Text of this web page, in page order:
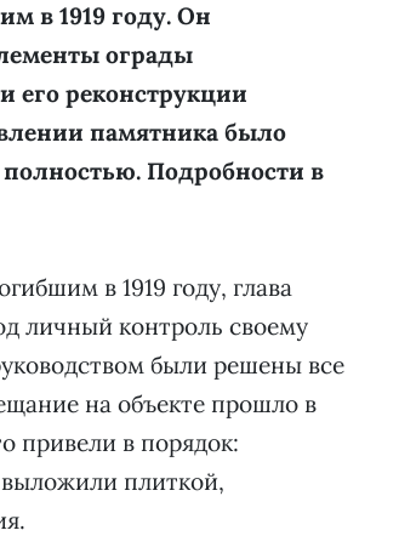
в 1919 году. Он
ограды
его реконструкции
памятника было
Подробности в
в 1919 году, глава
личный контроль своему
были решены все
на объекте прошло в
привели в порядок:
плиткой,